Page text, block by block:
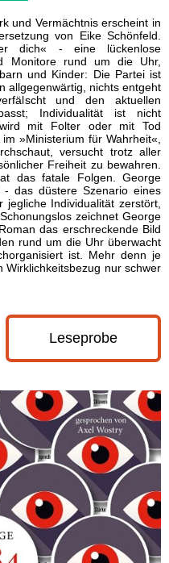
und Vermächtnis erscheint in
von Eike Schönfeld.
dich« - eine lückenlose
Monitore rund um die Uhr,
und Kinder: Die Partei ist
allgegenwärtig, nichts entgeht
und den aktuellen
Individualität ist nicht
mit Folter oder mit Tod
»Ministerium für Wahrheit«,
versucht trotz aller
Freiheit zu bewahren.
das fatale Folgen. George
- das düstere Szenario eines
Individualität zerstört,
zeichnet George
das erschreckende Bild
rund um die Uhr überwacht
ist. Mehr denn je
Wirklichkeitsbezug nur schwer
Leseprobe